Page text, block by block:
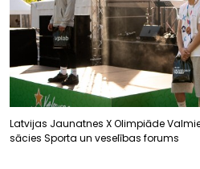
Latvijas Jaunatnes X Olimpiāde
sācies Sporta un veselības forums